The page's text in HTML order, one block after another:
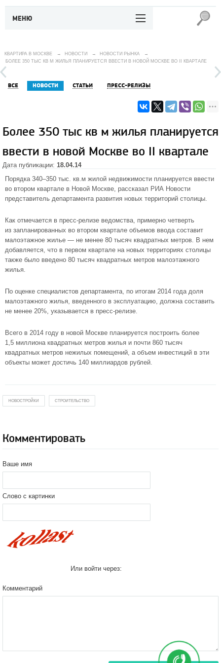
МЕНЮ
КВАРТИРА В МОСКВЕ → НОВОСТИ → НОВОСТИ РЫНКА
→
БОЛЕЕ 350 ТЫС КВ М ЖИЛЬЯ ПЛАНИРУЕТСЯ ВВЕСТИ В НОВОЙ МОСКВЕ ВО II КВАРТАЛЕ
ВСЕ НОВОСТИ СТАТЬИ ПРЕСС-РЕЛИЗЫ
Более 350 тыс кв м жилья планируется
ввести в новой Москве во II квартале
Дата публикации: 18.04.14
Порядка 340–350 тыс. кв.м жилой недвижимости планируется ввести
во втором квартале в Новой Москве, рассказал РИА Новости
представитель департамента развития новых территорий столицы.
Как отмечается в пресс-релизе ведомства, примерно четверть
из запланированных во втором квартале объемов ввода составит
малоэтажное жилье — не менее 80 тысяч квадратных метров. В нем
добавляется, что в первом квартале на новых территориях столицы
также было введено 80 тысяч квадратных метров малоэтажного
жилья.
По оценке специалистов департамента, по итогам 2014 года доля
малоэтажного жилья, введенного в эксплуатацию, должна составить
не менее 20%, указывается в пресс-релизе.
Всего в 2014 году в новой Москве планируется построить более
1,5 миллиона квадратных метров жилья и почти 860 тысяч
квадратных метров нежилых помещений, а объем инвестиций в эти
объекты может достичь 140 миллиардов рублей.
НОВОСТРОЙКИ СТРОИТЕЛЬСТВО
Комментировать
Ваше имя
Слово с картинки
Или войти через:
Комментарий